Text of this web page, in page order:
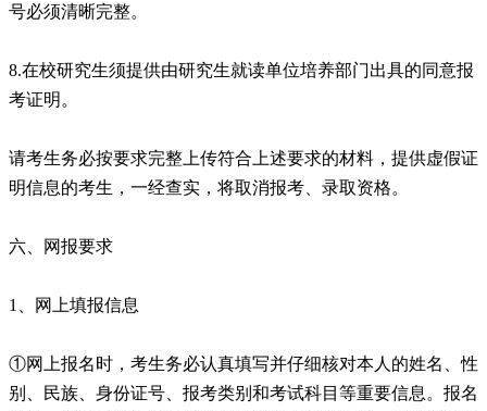
号必须清晰完整。
8.在校研究生须提供由研究生就读单位培养部门出具的同意报
考证明。
请考生务必按要求完整上传符合上述要求的材料，提供虚假证
明信息的考生，一经查实，将取消报考、录取资格。
六、网报要求
1、网上填报信息
①网上报名时，考生务必认真填写并仔细核对本人的姓名、性
别、民族、身份证号、报考类别和考试科目等重要信息。报名